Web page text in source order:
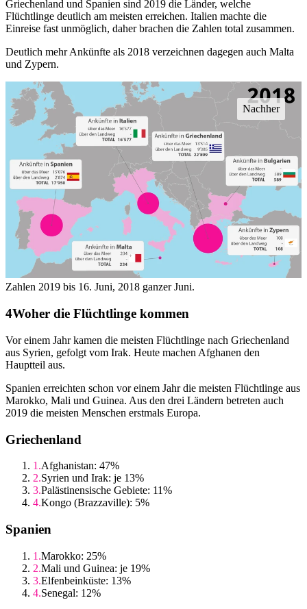
Griechenland und Spanien sind 2019 die Länder, welche
Flüchtlinge deutlich am meisten erreichen. Italien machte die
Einreise fast unmöglich, daher brachen die Zahlen total zusammen.
Deutlich mehr Ankünfte als 2018 verzeichnen dagegen auch Malta
und Zypern.
Zahlen 2019 bis 16. Juni, 2018 ganzer Juni.
Woher die Flüchtlinge kommen
Vor einem Jahr kamen die meisten Flüchtlinge nach Griechenland
aus Syrien, gefolgt vom Irak. Heute machen Afghanen den
Hauptteil aus.
Spanien erreichten schon vor einem Jahr die meisten Flüchtlinge aus
Marokko, Mali und Guinea. Aus den drei Ländern betreten auch
2019 die meisten Menschen erstmals Europa.
Griechenland
Afghanistan: 47%
Syrien und Irak: je 13%
Palästinensische Gebiete: 11%
Kongo (Brazzaville): 5%
Spanien
Marokko: 25%
Mali und Guinea: je 19%
Elfenbeinküste: 13%
Senegal: 12%